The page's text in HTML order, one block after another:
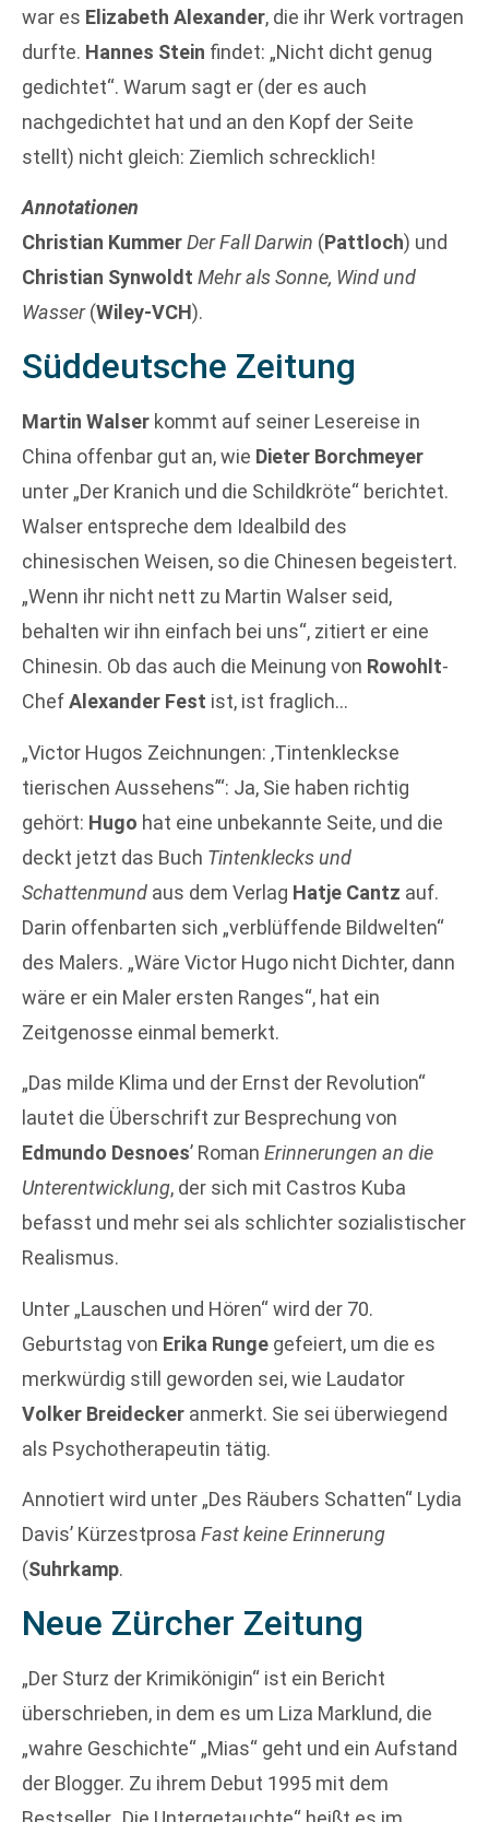
war es Elizabeth Alexander, die ihr Werk vortragen
durfte. Hannes Stein findet: „Nicht dicht genug
gedichtet“. Warum sagt er (der es auch
nachgedichtet hat und an den Kopf der Seite
stellt) nicht gleich: Ziemlich schrecklich!
Annotationen
Christian KummerDer Fall Darwin (Pattloch) und
Christian Synwoldt Mehr als Sonne, Wind und
Wasser(Wiley-VCH).
Süddeutsche Zeitung
Martin Walser kommt auf seiner Lesereise in
China offenbar gut an, wie Dieter Borchmeyer
unter „Der Kranich und die Schildkröte“ berichtet.
Walser entspreche dem Idealbild des
chinesischen Weisen, so die Chinesen begeistert.
„Wenn ihr nicht nett zu Martin Walser seid,
behalten wir ihn einfach bei uns“, zitiert er eine
Chinesin. Ob das auch die Meinung von Rowohlt-
ChefAlexander Fest ist, ist fraglich…
„Victor Hugos Zeichnungen: ‚Tintenkleckse
tierischen Aussehens’“: Ja, Sie haben richtig
gehört: Hugo hat eine unbekannte Seite, und die
deckt jetzt das Buch Tintenklecks und
Schattenmund aus dem Verlag Hatje Cantz auf.
Darin offenbarten sich „verblüffende Bildwelten“
des Malers. „Wäre Victor Hugo nicht Dichter, dann
wäre er ein Maler ersten Ranges“, hat ein
Zeitgenosse einmal bemerkt.
„Das milde Klima und der Ernst der Revolution“
lautet die Überschrift zur Besprechung von
Edmundo Desnoes’ Roman Erinnerungen an die
Unterentwicklung, der sich mit Castros Kuba
befasst und mehr sei als schlichter sozialistischer
Realismus.
Unter „Lauschen und Hören“ wird der 70.
Geburtstag von Erika Runge gefeiert, um die es
merkwürdig still geworden sei, wie Laudator
Volker Breidecker anmerkt. Sie sei überwiegend
als Psychotherapeutin tätig.
Annotiert wird unter „Des Räubers Schatten“ Lydia
Davis’ Kürzestprosa Fast keine Erinnerung
(Suhrkamp.
Neue Zürcher Zeitung
„Der Sturz der Krimikönigin“ ist ein Bericht
überschrieben, in dem es um Liza Marklund, die
„wahre Geschichte“ „Mias“ geht und ein Aufstand
der Blogger. Zu ihrem Debut 1995 mit dem